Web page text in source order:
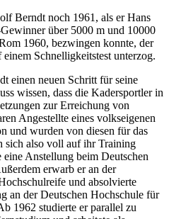
Berndt noch 1961, als er Hans
über 5000 m und 10000
1960, bezwingen konnte, der
Schnelligkeitstest unterzog.
einen neuen Schritt für seine
wissen, dass die Kadersportler in
zur Erreichung von
Angestellte eines volkseigenen
und wurden von diesen für das
sich also voll auf ihr Training
Anstellung beim Deutschen
erwarb er an der
und absolvierte
an der Deutschen Hochschule für
1962 studierte er parallel zu